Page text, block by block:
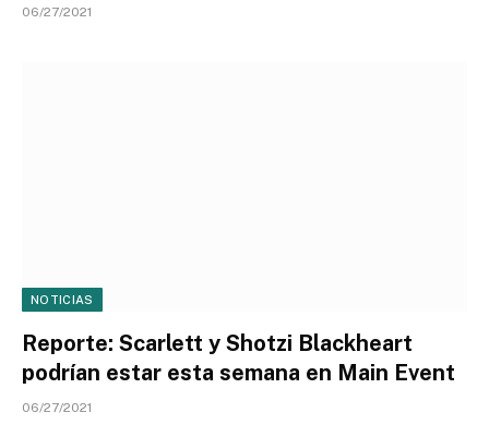
06/27/2021
NOTICIAS
Reporte: Scarlett y Shotzi Blackheart
podrían estar esta semana en Main Event
06/27/2021